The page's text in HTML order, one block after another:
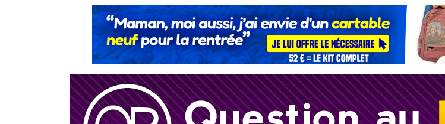
3 personnes viennent de nous rejoindre sur WhatsApp
3 personnes viennent de faire un don pour 5 jours de
Odaya vient de donner son Maasser
13 personnes viennent de demander une bénédiction
2 personnes viennent de nous rejoindre sur WhatsApp
30 personnes viennent de faire un don pour Sauvez la jambe
Il reste 49 places pour étudier en groupe sur Zoom